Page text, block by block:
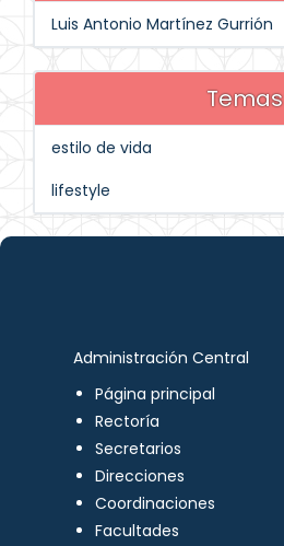
Luis Antonio Martínez Gurrión
Temas
estilo de vida
lifestyle
Administración Central
Página principal
Rectoría
Secretarios
Direcciones
Coordinaciones
Facultades